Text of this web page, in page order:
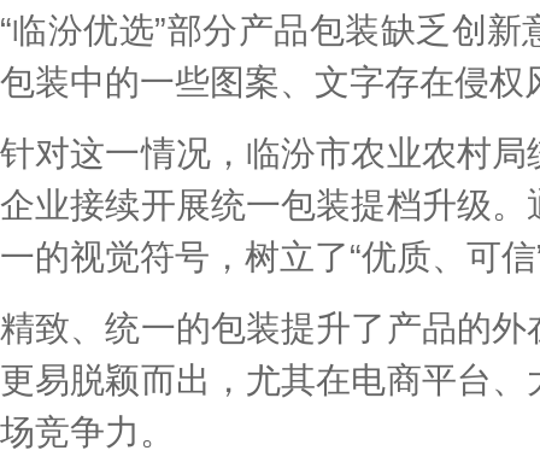
“临汾优选”部分产品包装缺乏创
包装中的一些图案、文字存在侵权
针对这一情况，临汾市农业农村
企业接续开展统一包装提档升级
一的视觉符号，树立了“优质、可
精致、统一的包装提升了产品的
更易脱颖而出，尤其在电商平台
场竞争力。